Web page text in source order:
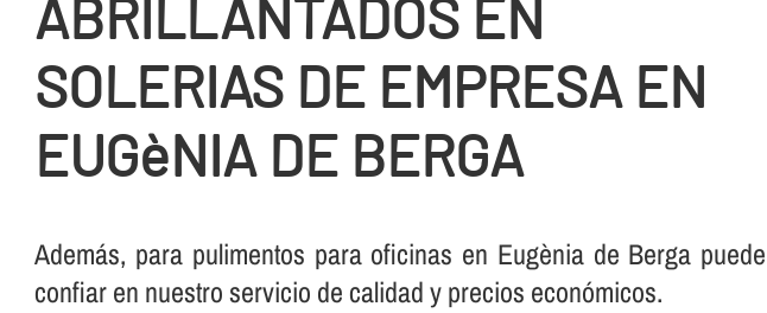
ABRILLANTADOS EN
SOLERIAS DE EMPRESA EN
EUGèNIA DE BERGA
Además, para pulimentos para oficinas en Eugènia de Berga puede
confiar en nuestro servicio de calidad y precios económicos.